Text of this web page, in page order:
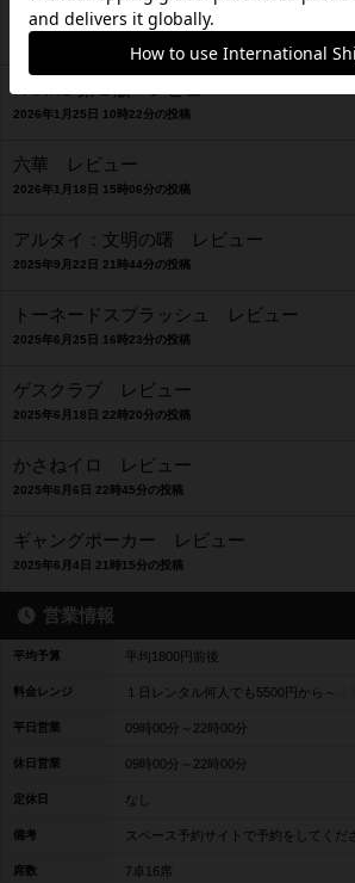
ナショナルエコノミー：完全版 レビュー
2026年3月4日 22時01分の投稿
2026年1月25日 10時22分の投稿
六華 レビュー
2026年1月18日 15時06分の投稿
アルタイ：文明の曙 レビュー
2025年9月22日 21時44分の投稿
トーネードスプラッシュ レビュー
2025年6月25日 16時23分の投稿
ゲスクラブ レビュー
2025年6月18日 22時20分の投稿
かさねイロ レビュー
2025年6月6日 22時45分の投稿
ギャングポーカー レビュー
2025年6月4日 21時15分の投稿
営業情報
平均予算 平均1800円前後
料金レンジ １日レンタル何人でも5500円から～
平日営業 09時00分～22時00分
休日営業 09時00分～22時00分
定休日 なし
備考 スペース予約サイトで予約をしてくだ
席数 7卓16席